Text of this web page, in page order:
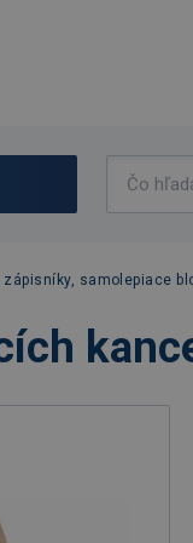
zápisníky, samolepiace